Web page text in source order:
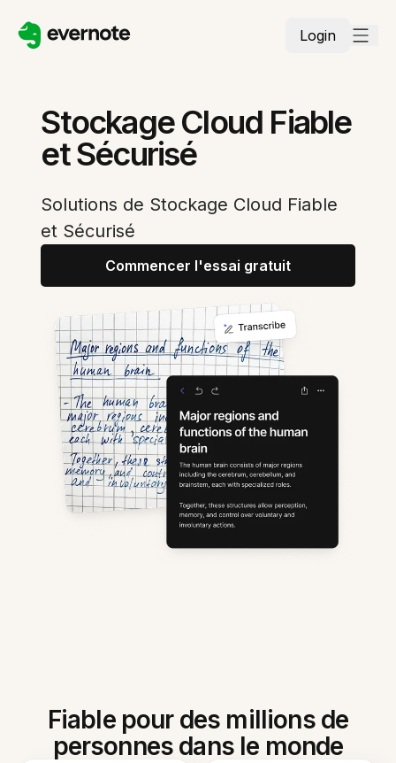
Login
Stockage Cloud Fiable
et Sécurisé
Solutions de Stockage Cloud Fiable
et Sécurisé
Commencer l'essai gratuit
Fiable pour des millions de
personnes dans le monde